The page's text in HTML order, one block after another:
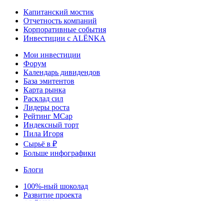
Капитанский мостик
Отчетность компаний
Корпоративные события
Инвестиции с ALЁNKA
Мои инвестиции
Форум
Календарь дивидендов
База эмитентов
Карта рынка
Расклад сил
Лидеры роста
Рейтинг MCap
Индексный торт
Пила Игоря
Сырьё в ₽
Больше инфографики
Блоги
100%-ный шоколад
Развитие проекта